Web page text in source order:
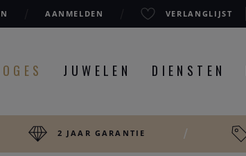
AANMELDEN VERLANGLIJST
JUWELEN DIENSTEN
2 JAAR GARANTIE